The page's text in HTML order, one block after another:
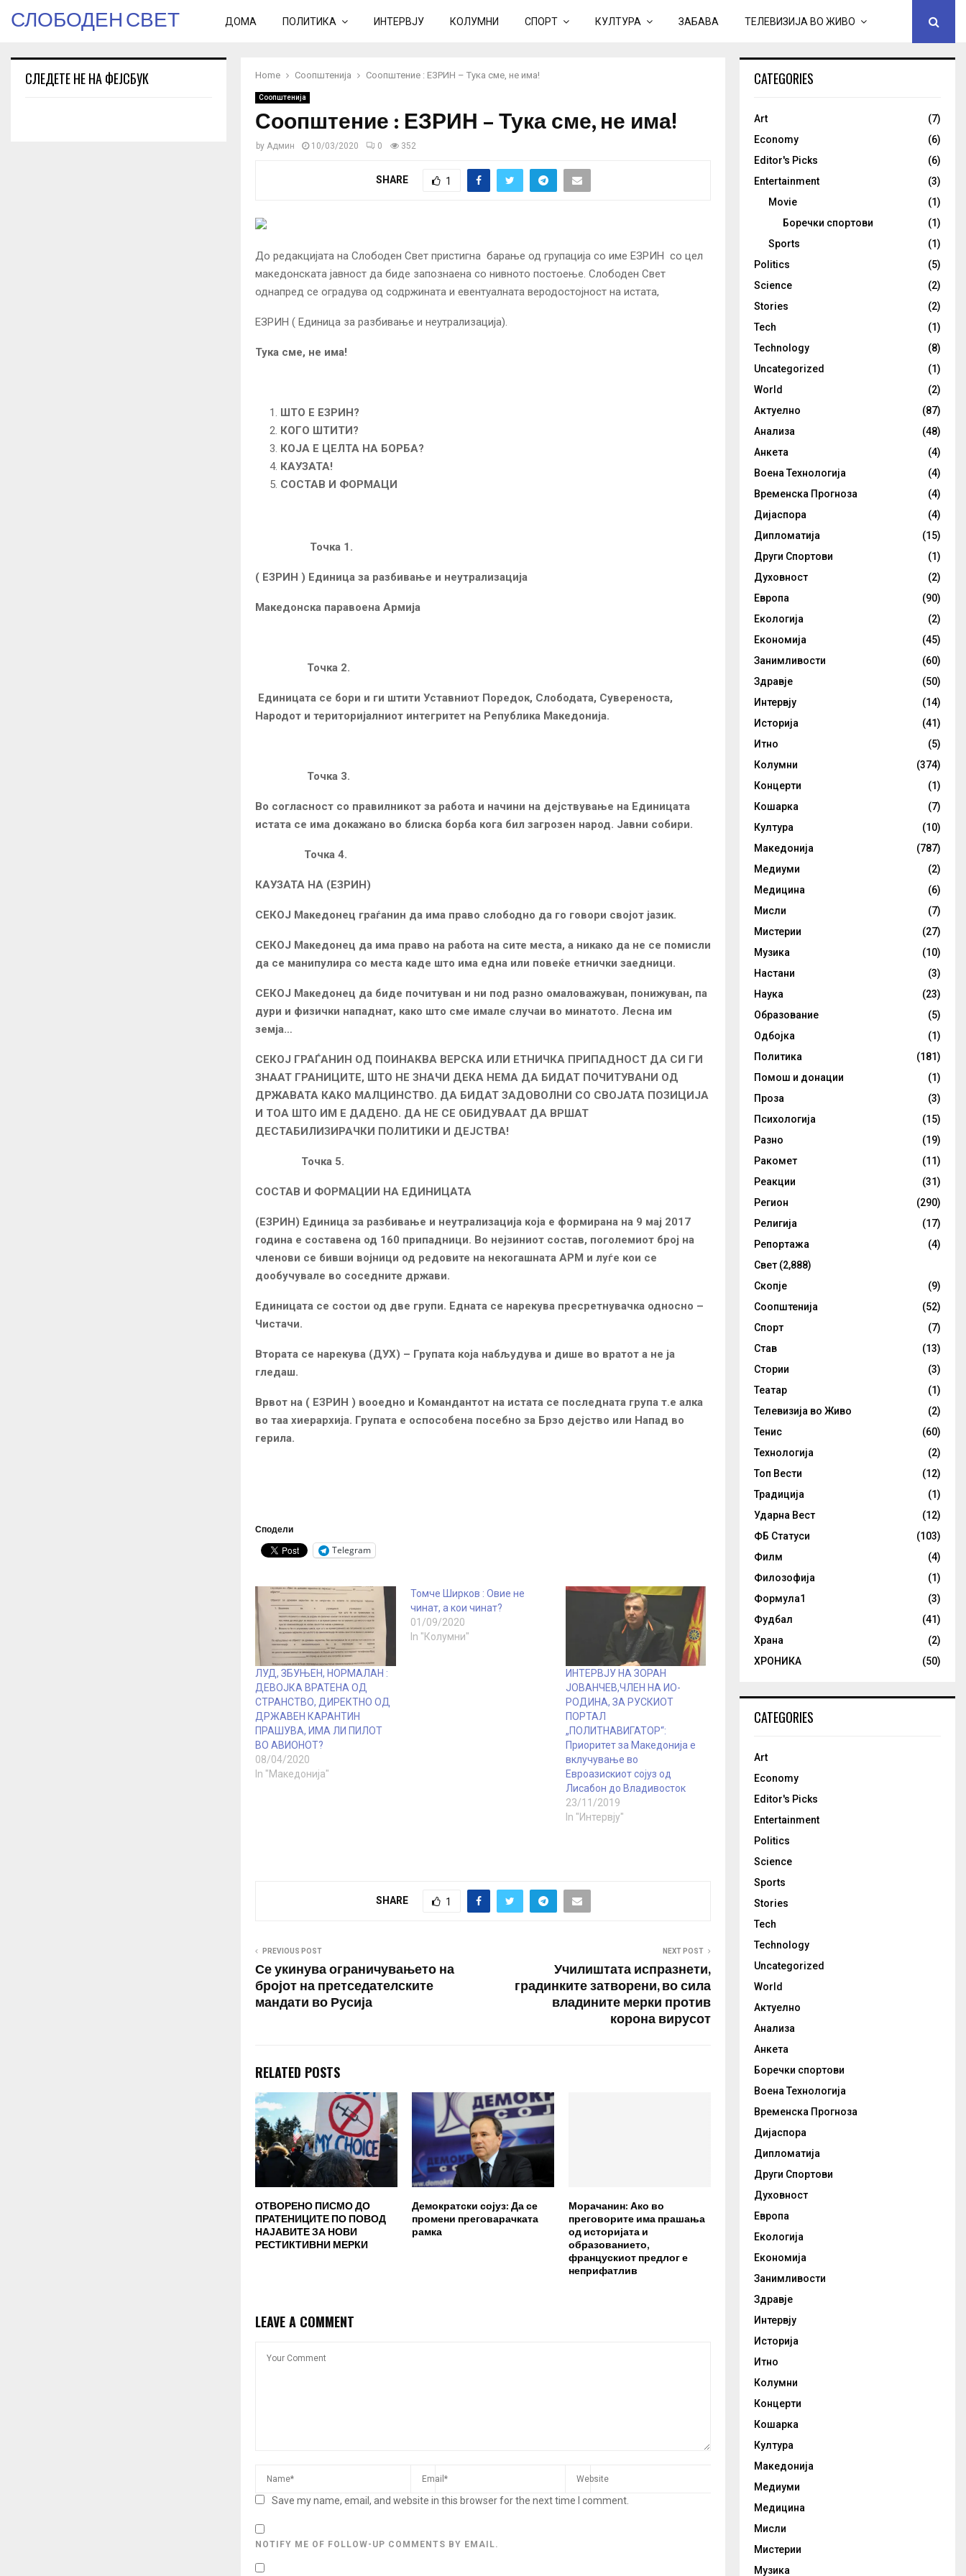
СЛОБОДЕН СВЕТ ДОМА ПОЛИТИКА ИНТЕРВЈУ КОЛУМНИ СПОРТ КУЛТУРА ЗАБАВА ТЕЛЕВИЗИЈА ВО ЖИВО
Home Соопштенија Соопштение : ЕЗРИН – Тука сме, не има!
Соопштенија
Соопштение : ЕЗРИН – Тука сме, не има!
by Админ 10/03/2020 0 352
SHARE 1
До редакцијата на Слободен Свет пристигна барање од групација со име ЕЗРИН со цел
македонската јавност да биде запознаена со нивното постоење. Слободен Свет
однапред се оградува од содржината и евентуалната веродостојност на истата,
ЕЗРИН ( Единица за разбивање и неутрализација).
Тука сме, не има!
ШТО Е ЕЗРИН?
КОГО ШТИТИ?
КОЈА Е ЦЕЛТА НА БОРБА?
КАУЗАТА!
СОСТАВ И ФОРМАЦИ
Точка 1.
( ЕЗРИН ) Единица за разбивање и неутрализација
Македонска паравоена Армија
Точка 2.
Единицата се бори и ги штити Уставниот Поредок, Слободата, Сувереноста,
Народот и територијалниот интегритет на Република Македонија.
Точка 3.
Во согласност со правилникот за работа и начини на дејствување на Единицата
истата се има докажано во блиска борба кога бил загрозен народ. Јавни собири.
Точка 4.
КАУЗАТА НА (ЕЗРИН)
СЕКОЈ Македонец граѓанин да има право слободно да го говори својот јазик.
СЕКОЈ Македонец да има право на работа на сите места, а никако да не се помисли
да се манипулира со места каде што има една или повеќе етнички заедници.
СЕКОЈ Македонец да биде почитуван и ни под разно омаловажуван, понижуван, па
дури и физички нападнат, како што сме имале случаи во минатото. Лесна им
земја…
СЕКОЈ ГРАЃАНИН ОД ПОИНАКВА ВЕРСКА ИЛИ ЕТНИЧКА ПРИПАДНОСТ ДА СИ ГИ
ЗНААТ ГРАНИЦИТЕ, ШТО НЕ ЗНАЧИ ДЕКА НЕМА ДА БИДАТ ПОЧИТУВАНИ ОД
ДРЖАВАТА КАКО МАЛЦИНСТВО. ДА БИДАТ ЗАДОВОЛНИ СО СВОЈАТА ПОЗИЦИЈА
И ТОА ШТО ИМ Е ДАДЕНО. ДА НЕ СЕ ОБИДУВААТ ДА ВРШАТ
ДЕСТАБИЛИЗИРАЧКИ ПОЛИТИКИ И ДЕЈСТВА!
Точка 5.
СОСТАВ И ФОРМАЦИИ НА ЕДИНИЦАТА
(ЕЗРИН) Единица за разбивање и неутрализација која е формирана на 9 мај 2017
година е составена од 160 припадници. Во нејзиниот состав, поголемиот број на
членови се бивши војници од редовите на некогашната АРМ и луѓе кои се
дообучувале во соседните држави.
Единицата се состои од две групи. Едната се нарекува пресретнувачка односно –
Чистачи.
Втората се нарекува (ДУХ) – Групата која набљудува и дише во вратот а не ја
гледаш.
Врвот на ( ЕЗРИН ) вооедно и Командантот на истата се последната група т.е алка
во таа хиерархија. Групата е оспособена посебно за Брзо дејство или Напад во
герила.
Сподели
Telegram
ЛУД, ЗБУЊЕН, НОРМАЛАН :
ДЕВОЈКА ВРАТЕНА ОД
СТРАНСТВО, ДИРЕКТНО ОД
ДРЖАВЕН КАРАНТИН
ПРАШУВА, ИМА ЛИ ПИЛОТ
ВО АВИОНОТ?
08/04/2020
In "Македонија"
Томче Ширков : Овие не
чинат, а кои чинат?
01/09/2020
In "Колумни"
ИНТЕРВЈУ НА ЗОРАН
ЈОВАНЧЕВ,ЧЛЕН НА ИО-
РОДИНА, ЗА РУСКИОТ
ПОРТАЛ
„ПОЛИТНАВИГАТОР“:
Приоритет за Македонија е
вклучување во
Евроазискиот сојуз од
Лисабон до Владивосток
23/11/2019
In "Интервју"
SHARE 1
PREVIOUS POST
Се укинува ограничувањето на
бројот на претседателските
мандати во Русија
NEXT POST
Училиштата испразнети,
градинките затворени, во сила
владините мерки против
корона вирусот
RELATED POSTS
ОТВОРЕНО ПИСМО ДО
ПРАТЕНИЦИТЕ ПО ПОВОД
НАЈАВИТЕ ЗА НОВИ
РЕСТИКТИВНИ МЕРКИ
Демократски сојуз: Да се
промени преговарачката
рамка
Морачанин: Ако во
преговорите има прашања
од историјата и
образованието,
францускиот предлог е
неприфатлив
LEAVE A COMMENT
Save my name, email, and website in this browser for the next time I comment.
NOTIFY ME OF FOLLOW-UP COMMENTS BY EMAIL.
СЛЕДЕТЕ НЕ НА ФЕЈСБУК CATEGORIES
Art
(7)
Economy
(6)
Editor's Picks
(6)
Entertainment
(3)
Movie
(1)
Боречки спортови
(1)
Sports
(1)
Politics
(5)
Science
(2)
Stories
(2)
Tech
(1)
Technology
(8)
Uncategorized
(1)
World
(2)
Актуелно
(87)
Анализа
(48)
Анкета
(4)
Воена Технологија
(4)
Временска Прогноза
(4)
Дијаспора
(4)
Дипломатија
(15)
Други Спортови
(1)
Духовност
(2)
Европа
(90)
Екологија
(2)
Економија
(45)
Занимливости
(60)
Здравје
(50)
Интервју
(14)
Историја
(41)
Итно
(5)
Колумни
(374)
Концерти
(1)
Кошарка
(7)
Култура
(10)
Македонија
(787)
Медиуми
(2)
Медицина
(6)
Мисли
(7)
Мистерии
(27)
Музика
(10)
Настани
(3)
Наука
(23)
Образование
(5)
Одбојка
(1)
Политика
(181)
Помош и донации
(1)
Проза
(3)
Психологија
(15)
Разно
(19)
Ракомет
(11)
Реакции
(31)
Регион
(290)
Религија
(17)
Репортажа
(4)
Свет (2,888)
Скопје
(9)
Соопштенија
(52)
Спорт
(7)
Став
(13)
Стории
(3)
Театар
(1)
Телевизија во Живо
(2)
Тенис
(60)
Технологија
(2)
Топ Вести
(12)
Традиција
(1)
Ударна Вест
(12)
ФБ Статуси
(103)
Филм
(4)
Филозофија
(1)
Формула1
(3)
Фудбал
(41)
Храна
(2)
ХРОНИКА
(50)
CATEGORIES
Art
Economy
Editor's Picks
Entertainment
Politics
Science
Sports
Stories
Tech
Technology
Uncategorized
World
Актуелно
Анализа
Анкета
Боречки спортови
Воена Технологија
Временска Прогноза
Дијаспора
Дипломатија
Други Спортови
Духовност
Европа
Екологија
Економија
Занимливости
Здравје
Интервју
Историја
Итно
Колумни
Концерти
Кошарка
Култура
Македонија
Медиуми
Медицина
Мисли
Мистерии
Музика